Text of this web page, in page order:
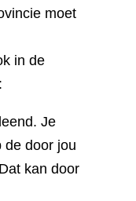
moet
in de
Je
de door jou
kan door